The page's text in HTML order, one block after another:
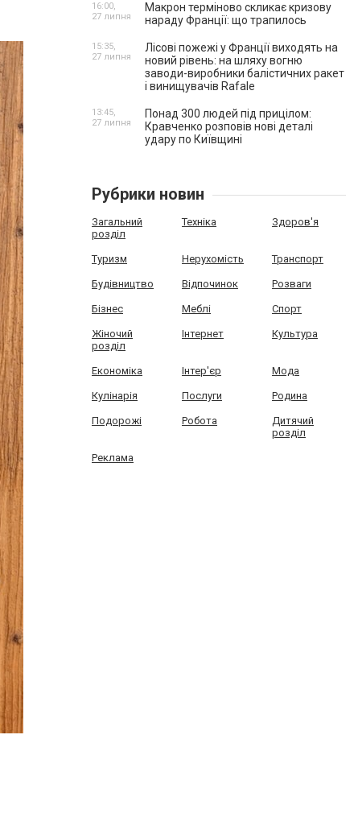
Макрон терміново скликає кризову
нараду Франції: що трапилось
16:00,
27 липня
Лісові пожежі у Франції виходять на
новий рівень: на шляху вогню
заводи-виробники балістичних ракет
і винищувачів Rafale
15:35,
27 липня
Понад 300 людей під прицілом:
Кравченко розповів нові деталі
удару по Київщині
13:45,
27 липня
Рубрики новин
Загальний
розділ
Техніка Здоров'я
Туризм Нерухомість Транспорт
Будівництво Відпочинок Розваги
Бізнес Меблі Спорт
Жіночий
розділ
Інтернет Культура
Економіка Інтер'єр Мода
Кулінарія Послуги Родина
Подорожі Робота
Дитячий
розділ
Реклама